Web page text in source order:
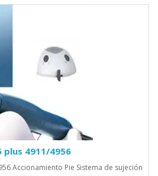
4911/4956
Accionamiento Pie Sistema de sujeción